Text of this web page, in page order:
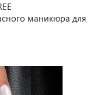
маникюра для